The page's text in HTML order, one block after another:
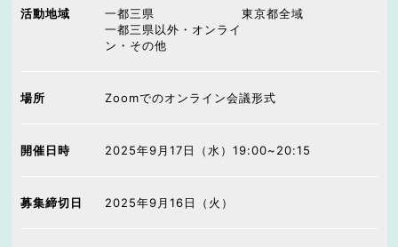
活動地域 一都三県
東京都全域
一都三県以外・オンライ
ン・その他
場所 Zoomでのオンライン会議形式
開催日時 2025年9月17日（水）19:00~20:15
募集締切日 2025年9月16日（火）